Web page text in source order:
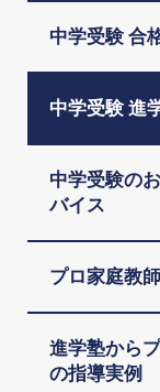
中学受験 合
中学受験 進
中学受験の
バイス
プロ家庭教
進学塾から
の指導実例